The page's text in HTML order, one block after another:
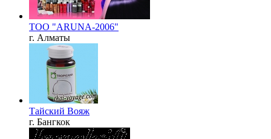
ТОО "ARUNA-2006"
г. Алматы
Тайский Вояж
г. Бангкок